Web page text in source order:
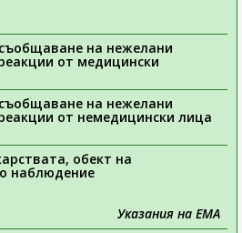
на нежелани
от медицински
на нежелани
от немедицински лица
обект на
наблюдение
Указания на ЕМА